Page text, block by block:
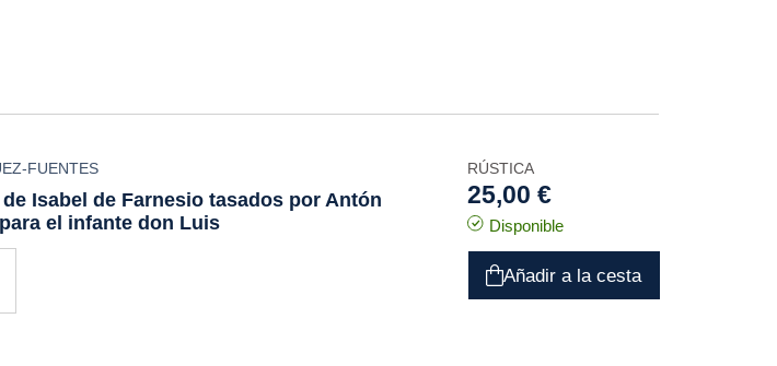
FUENTES
Isabel de Farnesio tasados por Antón
el infante don Luis
RÚSTICA
25,00 €
Disponible
Añadir a la cesta